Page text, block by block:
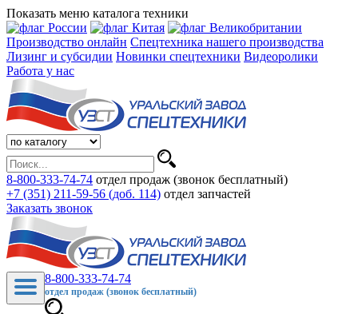
Показать меню каталога техники
Производство онлайн Спецтехника нашего производства
Лизинг и субсидии Новинки спецтехники Видеоролики
Работа у нас
8-800-333-74-74 отдел продаж (звонок бесплатный)
+7 (351) 211-59-56 (доб. 114) отдел запчастей
Заказать звонок
8-800-333-74-74
отдел продаж (звонок бесплатный)